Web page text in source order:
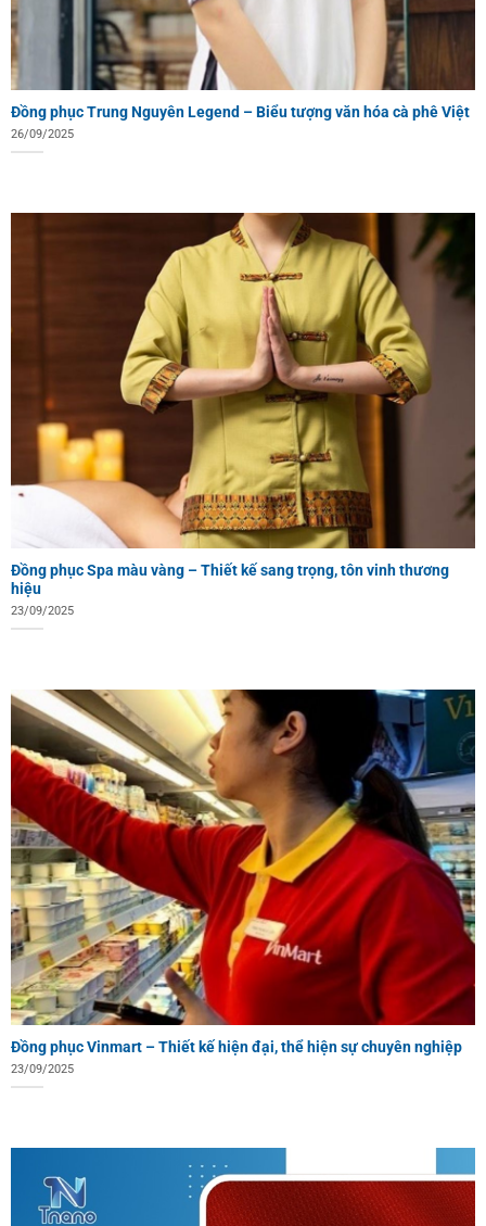
Đồng phục Trung Nguyên Legend – Biểu tượng văn hóa cà phê Việt
26/09/2025
Đồng phục Spa màu vàng – Thiết kế sang trọng, tôn vinh thương
hiệu
23/09/2025
Đồng phục Vinmart – Thiết kế hiện đại, thể hiện sự chuyên nghiệp
23/09/2025